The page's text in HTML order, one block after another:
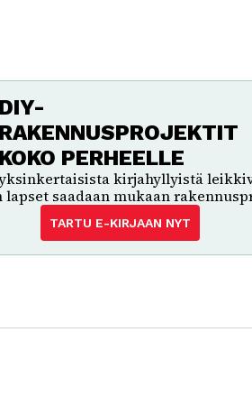
DIY-
RAKENNUSPROJEKTIT
KOKO PERHEELLE
kirjahyllyistä
saadaan mukaan
TARTU E-KIRJAAN NYT